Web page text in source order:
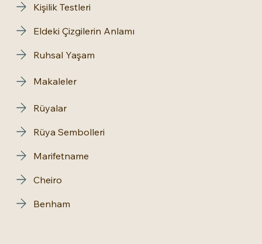
Makaleler
Kişilik Testleri
Eldeki Çizgilerin Anlamı
Ruhsal Yaşam
Rüyalar
Rüya Sembolleri
Marifetname
Cheiro
Benham